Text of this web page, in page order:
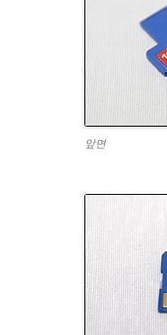
앞면